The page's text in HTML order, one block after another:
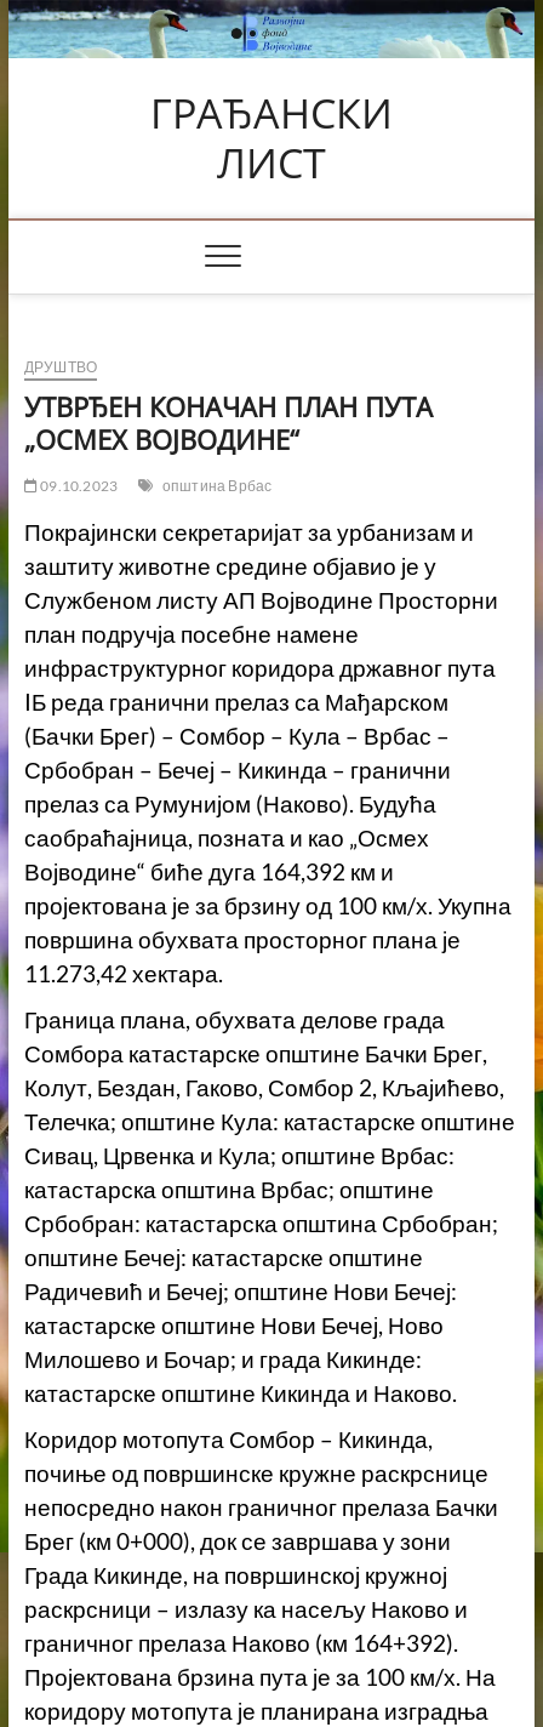
Skip
to
content
ГРАЂАНСКИ
ЛИСТ
ДРУШТВО
УТВРЂЕН КОНАЧАН ПЛАН ПУТА
„ОСМЕХ ВОЈВОДИНЕ“
09.10.2023 општина Врбас
Покрајински секретаријат за урбанизам и
заштиту животне средине објавио је у
Службеном листу АП Војводине Просторни
план подручја посебне намене
инфраструктурног коридора државног пута
IБ реда гранични прелаз са Мађарском
(Бачки Брег) – Сомбор – Кула – Врбас –
Србобран – Бечеј – Кикинда – гранични
прелаз са Румунијом (Наково). Будућа
саобраћајница, позната и као „Осмех
Војводине“ биће дуга 164,392 км и
пројектована је за брзину од 100 км/х. Укупна
површина обухвата просторног плана је
11.273,42 хектара.
Граница плана, обухвата делове града
Сомбора катастарске општине Бачки Брег,
Колут, Бездан, Гаково, Сомбор 2, Кљајићево,
Телечка; општине Кула: катастарске општине
Сивац, Црвенка и Кула; општине Врбас:
катастарска општина Врбас; општине
Србобран: катастарска општина Србобран;
општине Бечеј: катастарске општине
Радичевић и Бечеј; општине Нови Бечеј:
катастарске општине Нови Бечеј, Ново
Милошево и Бочар; и града Кикинде:
катастарске општине Кикинда и Наково.
Коридор мотопута Сомбор – Кикинда,
почиње од површинске кружне раскрснице
непосредно након граничног прелаза Бачки
Брег (км 0+000), док се завршава у зони
Града Кикинде, на површинској кружној
раскрсници – излазу ка насељу Наково и
граничног прелаза Наково (км 164+392).
Пројектована брзина пута је за 100 км/х. На
коридору мотопута је планирана изградња